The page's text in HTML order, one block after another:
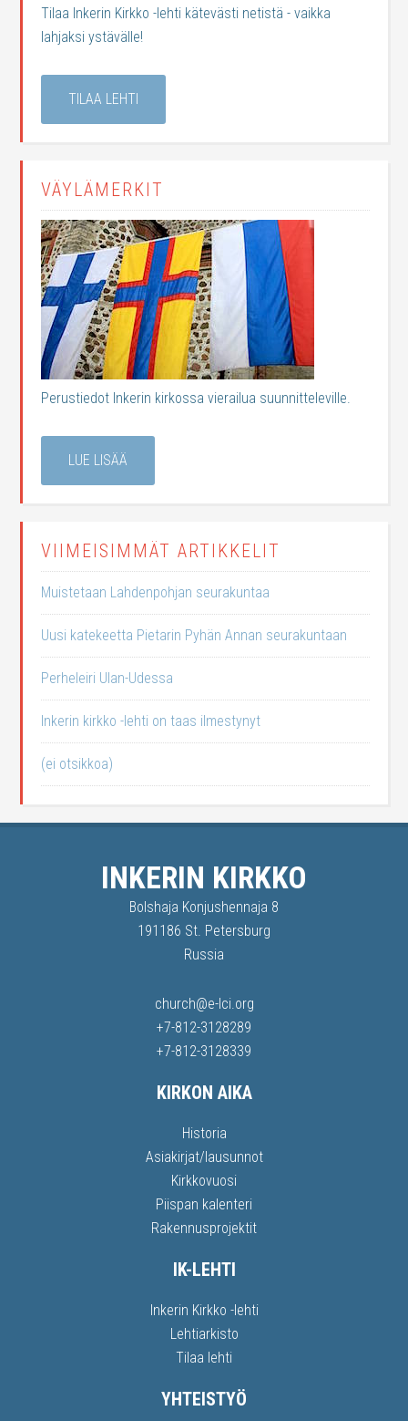
Tilaa Inkerin Kirkko -lehti kätevästi netistä - vaikka
lahjaksi ystävälle!
TILAA LEHTI
VÄYLÄMERKIT
Perustiedot Inkerin kirkossa vierailua suunnitteleville.
LUE LISÄÄ
VIIMEISIMMÄT ARTIKKELIT
Muistetaan Lahdenpohjan seurakuntaa
Uusi katekeetta Pietarin Pyhän Annan seurakuntaan
Perheleiri Ulan-Udessa
Inkerin kirkko -lehti on taas ilmestynyt
(ei otsikkoa)
INKERIN KIRKKO
Bolshaja Konjushennaja 8
191186 St. Petersburg
Russia
church@e-lci.org
+7-812-3128289
+7-812-3128339
KIRKON AIKA
Historia
Asiakirjat/lausunnot
Kirkkovuosi
Piispan kalenteri
Rakennusprojektit
IK-LEHTI
Inkerin Kirkko -lehti
Lehtiarkisto
Tilaa lehti
YHTEISTYÖ